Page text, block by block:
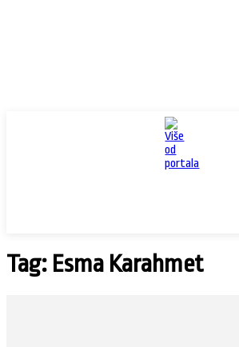
Tag: Esma Karahmet